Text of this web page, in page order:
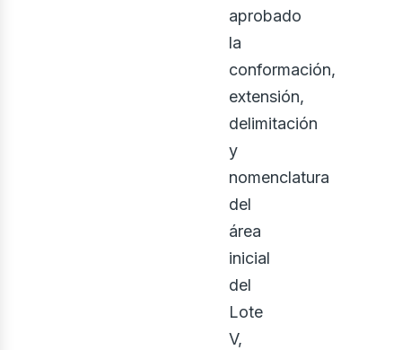
aprobado
la
conformación,
extensión,
delimitación
y
nomenclatura
del
área
inicial
del
Lote
V,